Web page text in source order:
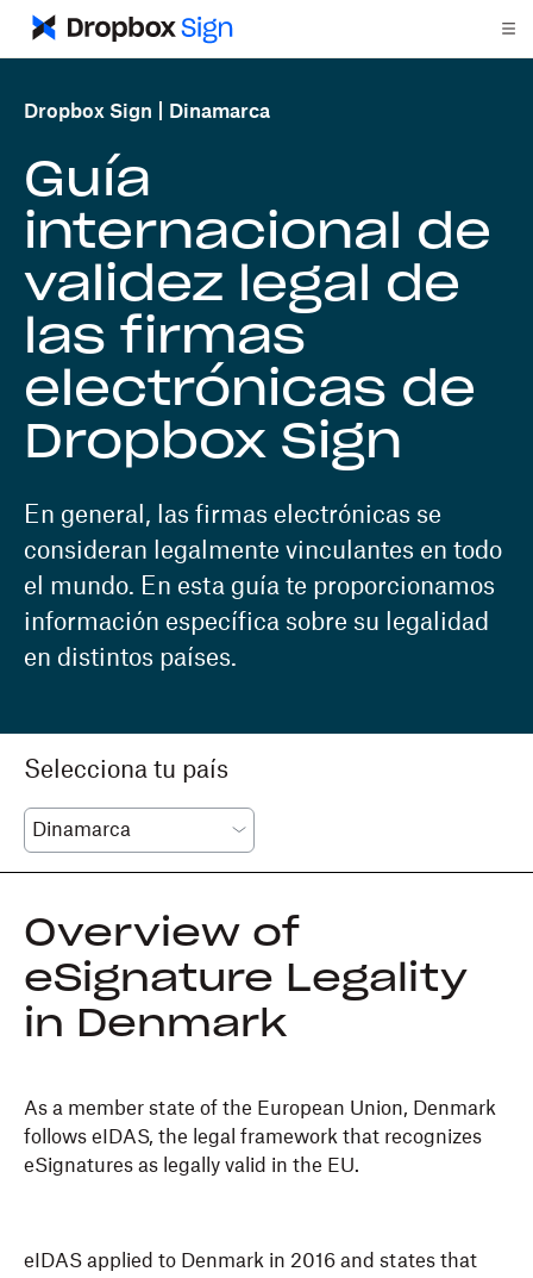
Dropbox Sign Dinamarca
Guía
internacional de
validez legal de
las firmas
electrónicas de
Dropbox Sign
En general, las firmas electrónicas se
consideran legalmente vinculantes en todo
el mundo. En esta guía te proporcionamos
información específica sobre su legalidad
en distintos países.
Selecciona tu país
Overview of
eSignature Legality
in Denmark
As a member state of the European Union, Denmark
follows eIDAS, the legal framework that recognizes
eSignatures as legally valid in the EU.
eIDAS applied to Denmark in 2016 and states that